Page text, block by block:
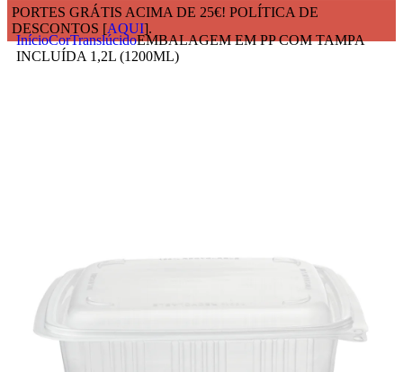
PORTES GRÁTIS ACIMA DE 25€! POLÍTICA DE
DESCONTOS [AQUI].
InícioCorTranslúcidoEMBALAGEM EM PP COM TAMPA
INCLUÍDA 1,2L (1200ML)